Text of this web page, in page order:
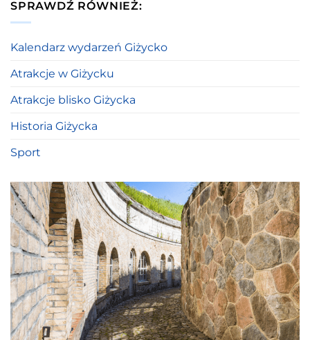
SPRAWDŹ RÓWNIEŻ:
Kalendarz wydarzeń Giżycko
Atrakcje w Giżycku
Atrakcje blisko Giżycka
Historia Giżycka
Sport